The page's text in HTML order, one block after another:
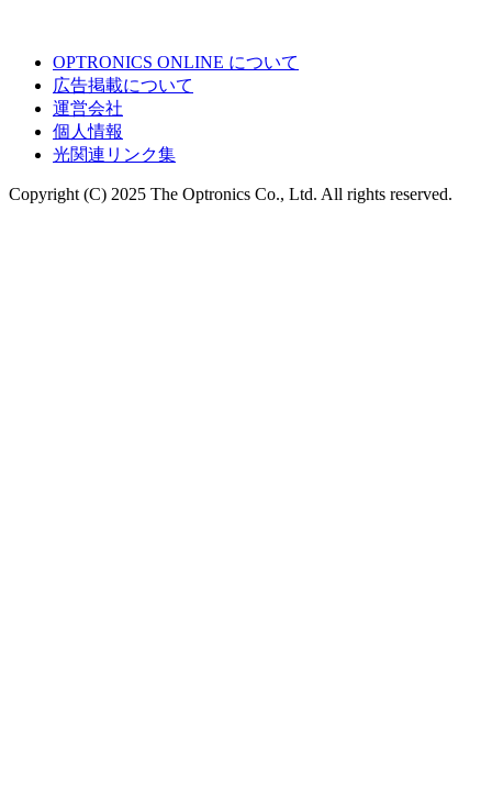
OPTRONICS ONLINE について
広告掲載について
運営会社
個人情報
光関連リンク集
Copyright (C) 2025 The Optronics Co., Ltd. All rights reserved.